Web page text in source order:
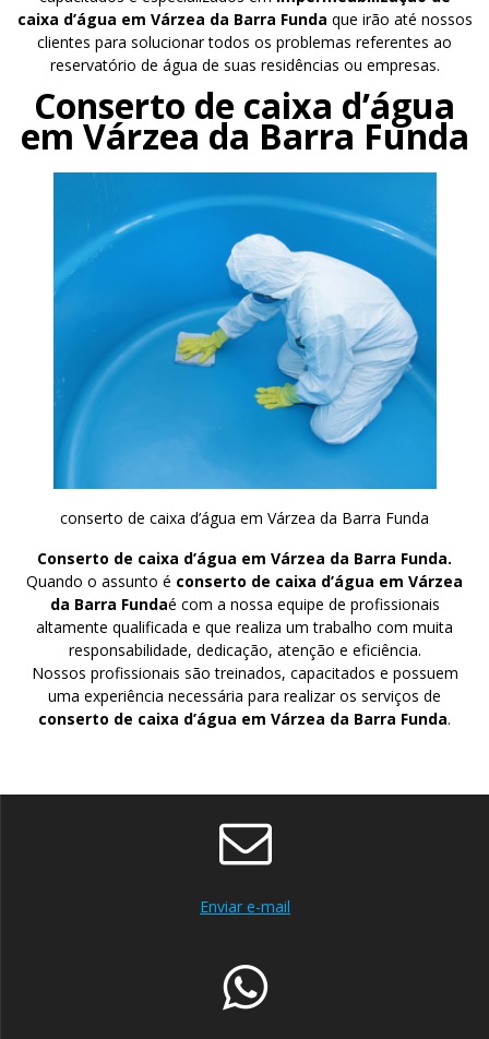
caixa d’água em Várzea da Barra Funda que irão até nossos
clientes para solucionar todos os problemas referentes ao
reservatório de água de suas residências ou empresas.
Conserto de caixa d’água
em Várzea da Barra Funda
conserto de caixa d’água em Várzea da Barra Funda
Conserto de caixa d’água em Várzea da Barra Funda.
Quando o assunto é conserto de caixa d’água em Várzea
da Barra Fundaé com a nossa equipe de profissionais
altamente qualificada e que realiza um trabalho com muita
responsabilidade, dedicação, atenção e eficiência.
Nossos profissionais são treinados, capacitados e possuem
uma experiência necessária para realizar os serviços de
conserto de caixa d’água em Várzea da Barra Funda.
Enviar e-mail